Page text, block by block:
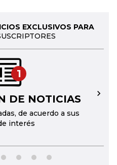
EXCLUSIVOS PARA
1
DE NOTICIAS
de acuerdo a sus
interés
→